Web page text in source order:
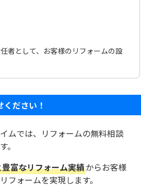
者として、お客様のリフォームの設
ださい！
ムでは、リフォームの無料相談
。
富なリフォーム実績からお客様
フォームを実現します。